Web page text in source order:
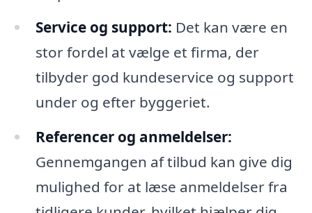
Service og support: Det kan være en
stor fordel at vælge et firma, der
tilbyder god kundeservice og support
under og efter byggeriet.
Referencer og anmeldelser:
Gennemgangen af tilbud kan give dig
mulighed for at læse anmeldelser fra